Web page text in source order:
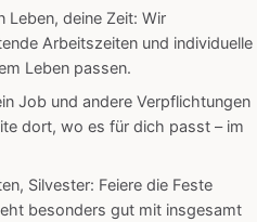
Leben, deine Zeit: Wir
Arbeitszeiten und individuelle
Leben passen.
Job und andere Verpflichtungen
dort, wo es für dich passt – im
Silvester: Feiere die Feste
besonders gut mit insgesamt